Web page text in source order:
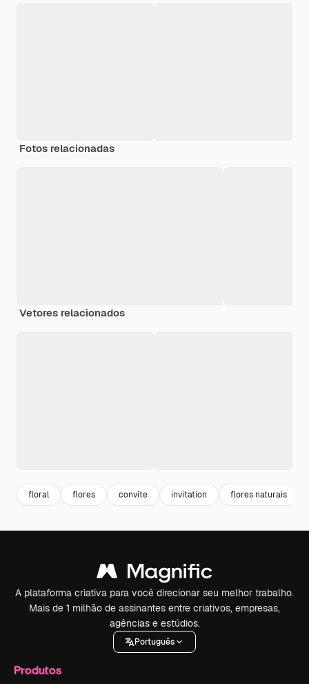
Fotos relacionadas
Vetores relacionados
floral flores convite invitation flores naturais
A plataforma criativa para você direcionar seu melhor trabalho.
Mais de 1 milhão de assinantes entre criativos, empresas,
agências e estúdios.
Português
Produtos